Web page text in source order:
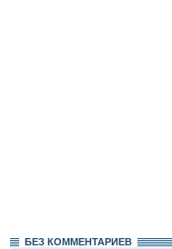
БЕЗ КОМMЕНТАРИЕВ